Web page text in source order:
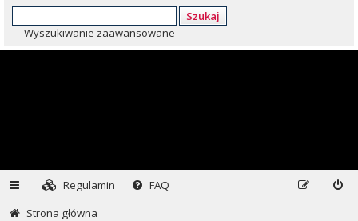
Szukaj
Wyszukiwanie zaawansowane
Regulamin
FAQ
Strona główna